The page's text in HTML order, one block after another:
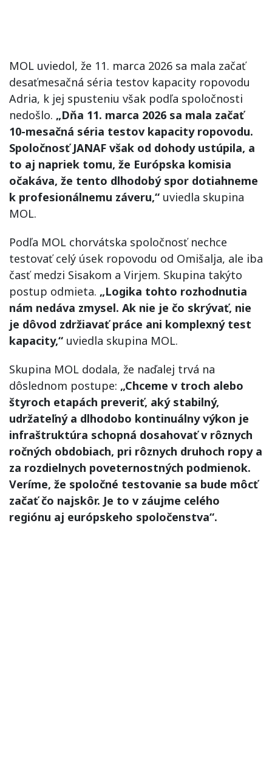
MOL uviedol, že 11. marca 2026 sa mala začať
desaťmesačná séria testov kapacity ropovodu
Adria, k jej spusteniu však podľa spoločnosti
nedošlo. „Dňa 11. marca 2026 sa mala začať
10-mesačná séria testov kapacity ropovodu.
Spoločnosť JANAF však od dohody ustúpila, a
to aj napriek tomu, že Európska komisia
očakáva, že tento dlhodobý spor dotiahneme
k profesionálnemu záveru,“ uviedla skupina
MOL.
Podľa MOL chorvátska spoločnosť nechce
testovať celý úsek ropovodu od Omišalja, ale iba
časť medzi Sisakom a Virjem. Skupina takýto
postup odmieta. „Logika tohto rozhodnutia
nám nedáva zmysel. Ak nie je čo skrývať, nie
je dôvod zdržiavať práce ani komplexný test
kapacity,“ uviedla skupina MOL.
Skupina MOL dodala, že naďalej trvá na
dôslednom postupe: „Chceme v troch alebo
štyroch etapách preveriť, aký stabilný,
udržateľný a dlhodobo kontinuálny výkon je
infraštruktúra schopná dosahovať v rôznych
ročných obdobiach, pri rôznych druhoch ropy a
za rozdielnych poveternostných podmienok.
Veríme, že spoločné testovanie sa bude môcť
začať čo najskôr. Je to v záujme celého
regiónu aj európskeho spoločenstva“.